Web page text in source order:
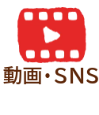
動画・SNS